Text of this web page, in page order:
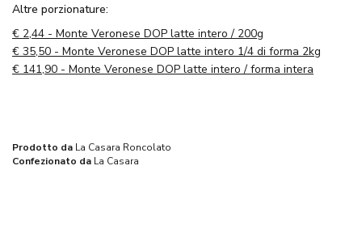
da sentori floreali che incantano il palato. È un formaggio che
racconta storie di pascoli e di tradizioni, perfetto per chi ama
esplorare nuovi sapori e cimentarsi in abbinamenti raffinati. Se
desideri approfondire la storia affascinante di questo
formaggio unico, puoi [scoprire di più qui]
sapore autentico!
Altre porzionature:
€ 2,44 - Monte Veronese DOP latte intero / 200g
€ 35,50 - Monte Veronese DOP latte intero 1/4 di forma 2kg
€ 141,90 - Monte Veronese DOP latte intero / forma intera
Prodotto da La Casara Roncolato
Confezionato da La Casara